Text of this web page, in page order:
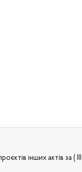
інших актів за (